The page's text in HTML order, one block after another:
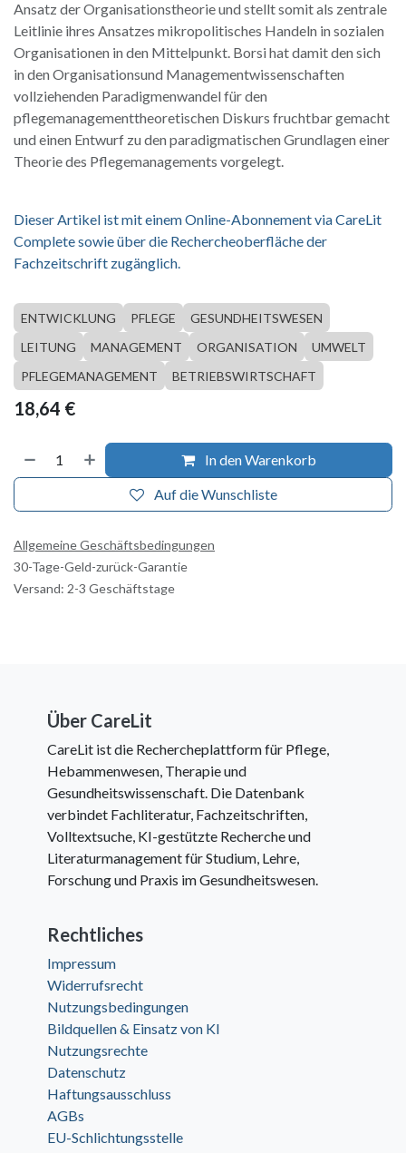
Ansatz der Organisationstheorie und stellt somit als zentrale
Leitlinie ihres Ansatzes mikropolitisches Handeln in sozialen
Organisationen in den Mittelpunkt. Borsi hat damit den sich
in den Organisationsund Managementwissenschaften
vollziehenden Paradigmenwandel für den
pflegemanagementtheoretischen Diskurs fruchtbar gemacht
und einen Entwurf zu den paradigmatischen Grundlagen einer
Theorie des Pflegemanagements vorgelegt.
Dieser Artikel ist mit einem Online-Abonnement via CareLit
Complete sowie über die Rechercheoberfläche der
Fachzeitschrift zugänglich.
ENTWICKLUNG PFLEGE
GESUNDHEITSWESEN
LEITUNG
MANAGEMENT ORGANISATION
UMWELT
PFLEGEMANAGEMENT
BETRIEBSWIRTSCHAFT
18,64 €
In den Warenkorb
Auf die Wunschliste
Allgemeine Geschäftsbedingungen
30-Tage-Geld-zurück-Garantie
Versand: 2-3 Geschäftstage
Über CareLit
CareLit ist die Rechercheplattform für Pflege,
Hebammenwesen, Therapie und
Gesundheitswissenschaft. Die Datenbank
verbindet Fachliteratur, Fachzeitschriften,
Volltextsuche, KI-gestützte Recherche und
Literaturmanagement für Studium, Lehre,
Forschung und Praxis im Gesundheitswesen.
Rechtliches
Impressum
Widerrufsrecht
Nutzungsbedingungen
Bildquellen & Einsatz von KI
Nutzungsrechte
Datenschutz
Haftungsausschluss
AGBs
EU-Schlichtungsstelle